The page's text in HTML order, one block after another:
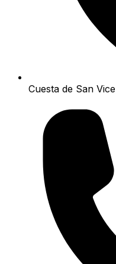
Cuesta de San